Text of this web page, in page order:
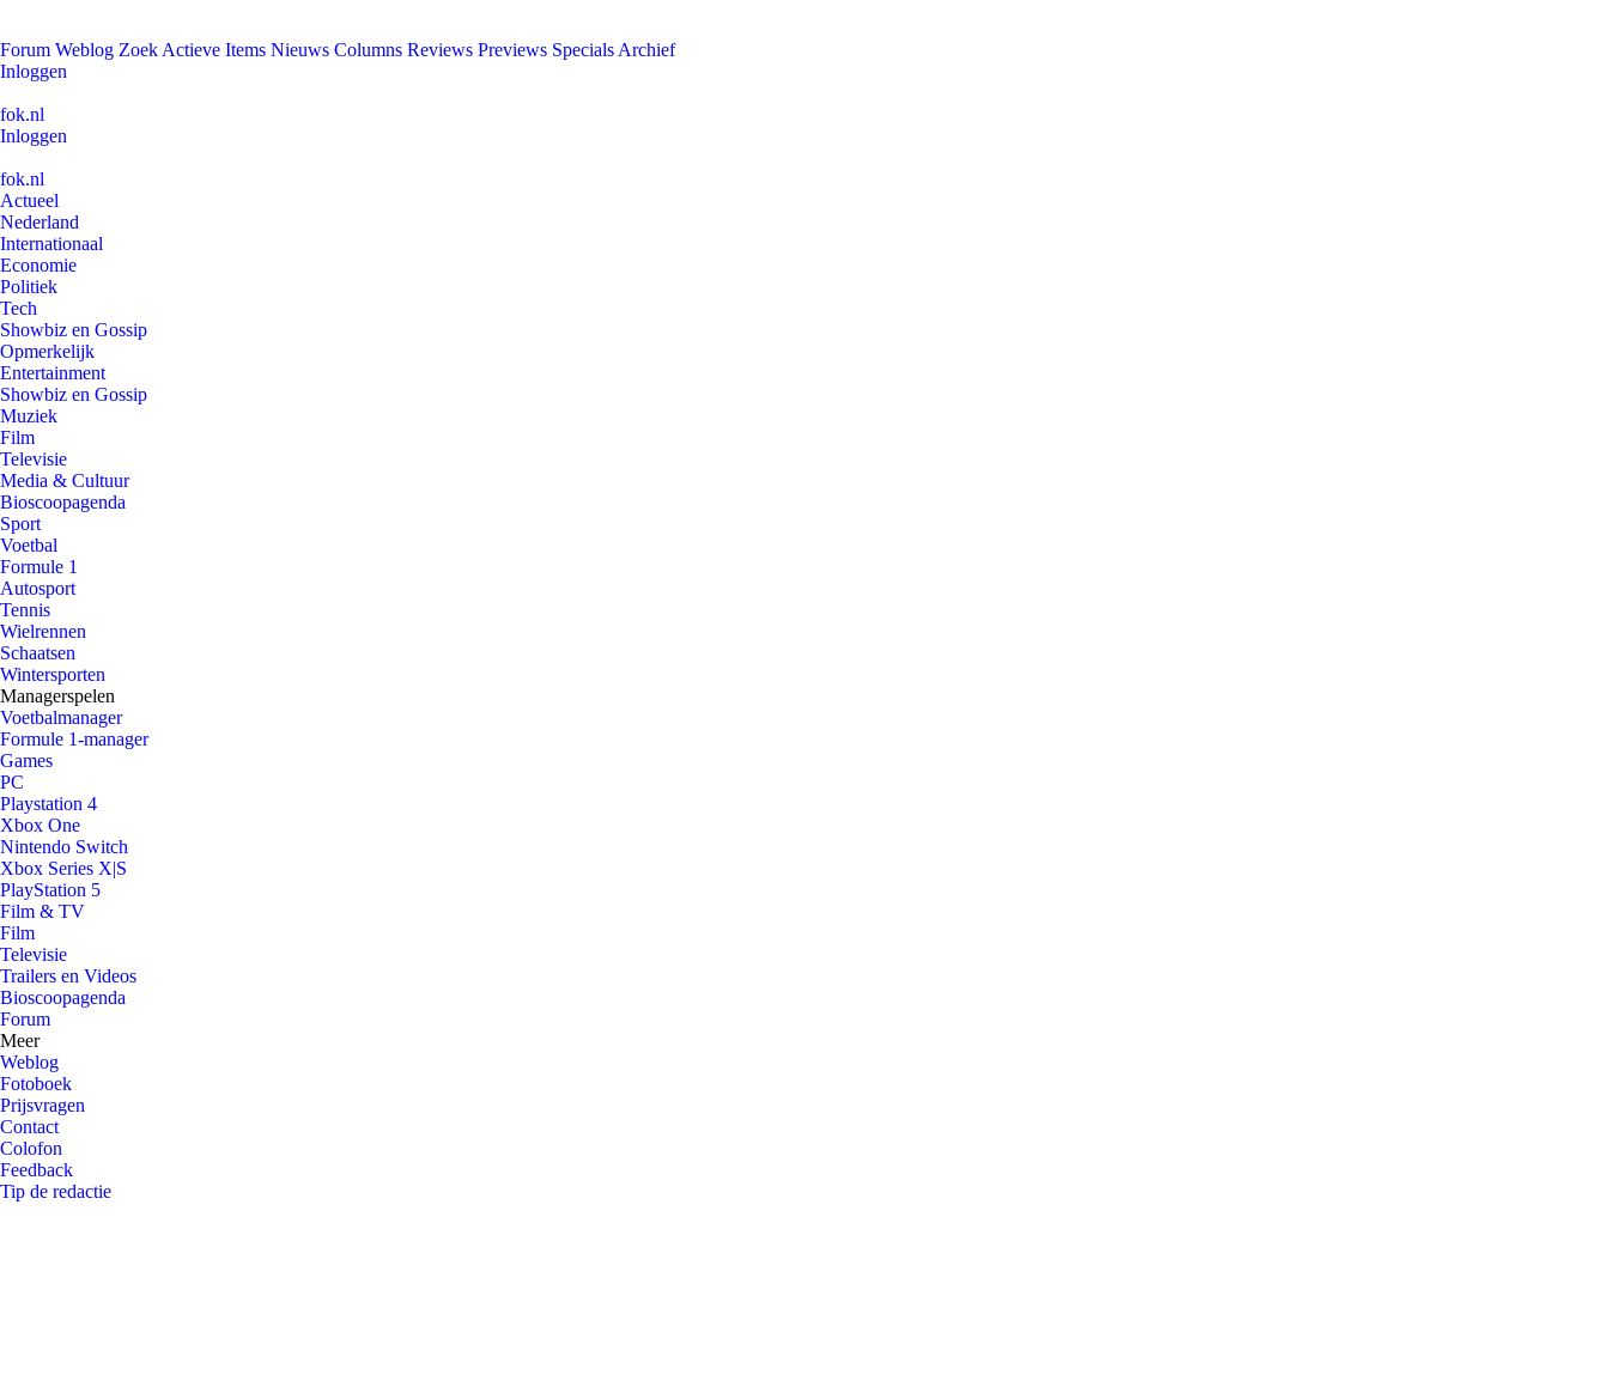
Forum Weblog Zoek Actieve Items Nieuws Columns Reviews Previews Specials Archief
Inloggen
fok.nl
Inloggen
fok.nl
Actueel
Nederland
Internationaal
Economie
Politiek
Tech
Showbiz en Gossip
Opmerkelijk
Entertainment
Showbiz en Gossip
Muziek
Film
Televisie
Media & Cultuur
Bioscoopagenda
Sport
Voetbal
Formule 1
Autosport
Tennis
Wielrennen
Schaatsen
Wintersporten
Managerspelen
Voetbalmanager
Formule 1-manager
Games
PC
Playstation 4
Xbox One
Nintendo Switch
Xbox Series X|S
PlayStation 5
Film & TV
Film
Televisie
Trailers en Videos
Bioscoopagenda
Forum
Meer
Weblog
Fotoboek
Prijsvragen
Contact
Colofon
Feedback
Tip de redactie